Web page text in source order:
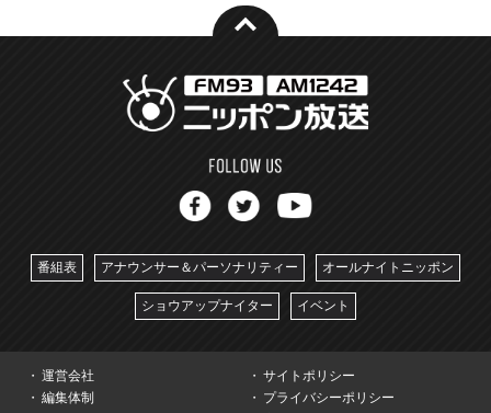
番組表 アナウンサー＆パーソナリティー オールナイトニッポン
ショウアップナイター イベント
運営会社
サイトポリシー
編集体制
プライバシーポリシー